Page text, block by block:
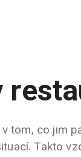
tom, co jim
Takto